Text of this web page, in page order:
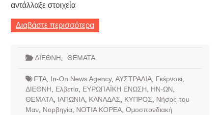
αντάλλαξε στοιχεία
Διαβάστε περισσότερα
ΔΙΕΘΝΗ ΘΕΜΑΤΑ
FTA, In-On News Agency, ΑΥΣΤΡΑΛΙΑ, Γκέρνσεϊ,
ΔΙΕΘΝΗ
Ελβετία, ΕΥΡΩΠΑΪΚΗ ΕΝΩΣΗ ΗΝ-ΩΝ
ΘΕΜΑΤΑ, ΙΑΠΩΝΙΑ, ΚΑΝΑΔΑΣ ΚΥΠΡΟΣ
Νήσος του
Μαν, Νορβηγία, ΝΟΤΙΑ ΚΟΡΕΑ, Ομοσπονδιακή